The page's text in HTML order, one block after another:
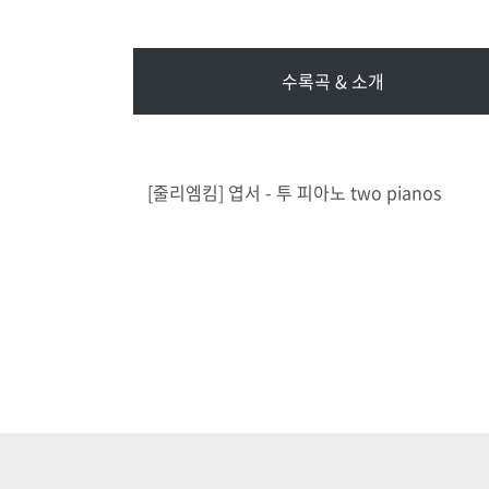
수록곡 & 소개
[줄리엠킴] 엽서 - 투 피아노 two pianos